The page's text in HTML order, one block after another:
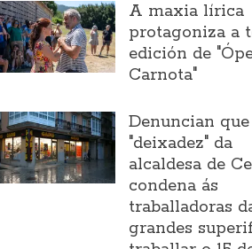
A maxia lírica
protagoniza a
edición de
Carnota"
Denuncian
"deixadez" da
alcaldesa de
condena ás
traballadoras
grandes